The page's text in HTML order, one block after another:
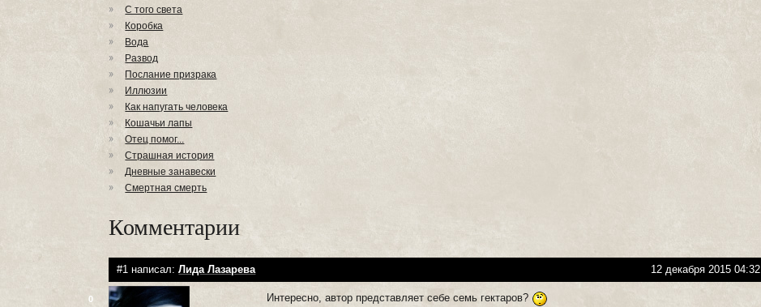
С того света
Коробка
Вода
Развод
Послание призрака
Иллюзии
Как напугать человека
Кошачьи лапы
Отец помог...
Страшная история
Дневные занавески
Смертная смерть
Комментарии
#1 написал:Лида Лазарева 12 декабря 2015 04:32
0
Интересно, автор представляет себе семь гектаров?